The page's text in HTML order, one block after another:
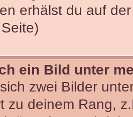
erhälst du auf
ein Bild unter
zwei Bilder
zu deinem Rang,